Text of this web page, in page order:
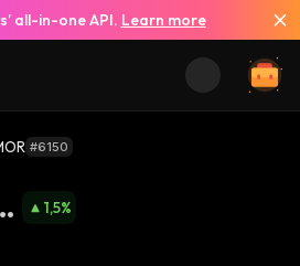
all-in-one API. Learn more
#6150
1,5%